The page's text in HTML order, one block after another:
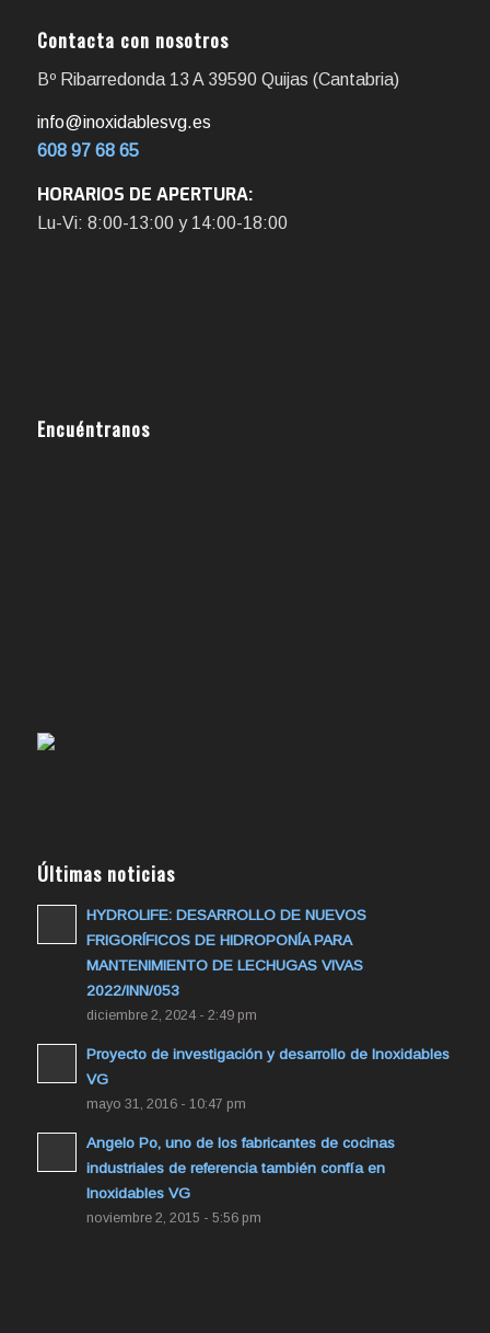
Contacta con nosotros
Bº Ribarredonda 13 A 39590 Quijas (Cantabria)
info@inoxidablesvg.es
608 97 68 65
HORARIOS DE APERTURA:
Lu-Vi: 8:00-13:00 y 14:00-18:00
Encuéntranos
Últimas noticias
HYDROLIFE: DESARROLLO DE NUEVOS
FRIGORÍFICOS DE HIDROPONÍA PARA
MANTENIMIENTO DE LECHUGAS VIVAS
2022/INN/053
diciembre 2, 2024 - 2:49 pm
Proyecto de investigación y desarrollo de Inoxidables
VG
mayo 31, 2016 - 10:47 pm
Angelo Po, uno de los fabricantes de cocinas
industriales de referencia también confía en
Inoxidables VG
noviembre 2, 2015 - 5:56 pm